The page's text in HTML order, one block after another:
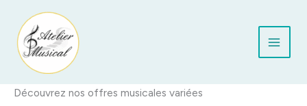
contenu
Découvrez nos offres musicales variées